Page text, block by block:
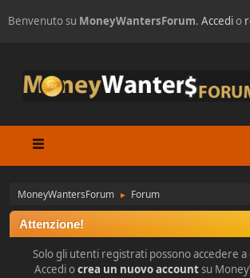
Benvenuto su MoneyWantersForum. Accedio
MoneyWantersForum ► Forum
Attenzione!
Solo gli utenti registrati possono accedere a
Accedi ocrea un nuovo accountsu